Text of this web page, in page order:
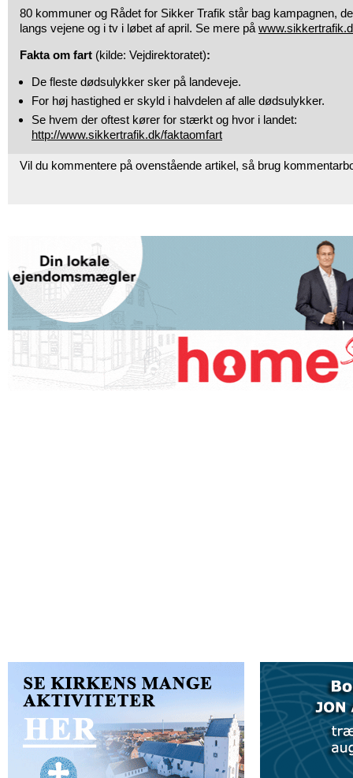
80 kommuner og Rådet for Sikker Trafik står bag kampagnen,
langs vejene og i tv i løbet af april. Se mere på
Fakta om fart (kilde: Vejdirektoratet):
De fleste dødsulykker sker på landeveje.
For høj hastighed er skyld i halvdelen af alle dødsulykker.
Se hvem der oftest kører for stærkt og hvor i landet:
http://www.sikkertrafik.dk/faktaomfart
Vil du kommentere på ovenstående artikel, så brug